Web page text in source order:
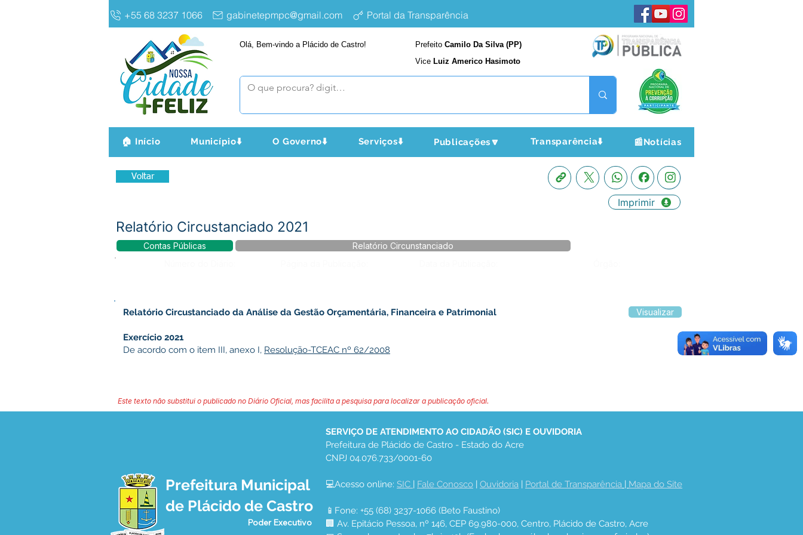
+55 68 3237 1066 gabinetepmpc@gmail.com Portal da Transparência
Olá, Bem-vindo a Plácido de Castro! Prefeito Camilo Da Silva (PP)
Vice Luiz Americo Hasimoto
🏠 Início Município⬇️ O Governo⬇️ Serviços⬇️ Publicações🔽 Transparência⬇️ 📰Notícias
Voltar
Imprimir
Relatório Circustanciado 2021
Contas Públicas
Relatório Circunstanciado
Relatório Circustanciado da Análise da Gestão Orçamentária, Financeira e Patrimonial
Exercício 2021
De acordo com o item III, anexo I, Resolução-TCEAC nº 62/2008
Visualizar
Este texto não substitui o publicado no Diário Oficial, mas facilita a pesquisa para localizar a publicação oficial.
Prefeitura Municipal
de Plácido de Castro
Poder Executivo
SERVIÇO DE ATENDIMENTO AO CIDADÃO (SIC) E OUVIDORIA
Prefeitura de Plácido de Castro - Estado do Acre
CNPJ 04.076.733/0001-60
💻Acesso online: SIC | Fale Conosco | Ouvidoria | Portal de Transparência | Mapa do Site
📱Fone: +55 (68) 3237-1066 (Beto Faustino)
🏢 Av. Epitácio Pessoa, nº 146, CEP 69.980-000, Centro, Plácido de Castro, Acre